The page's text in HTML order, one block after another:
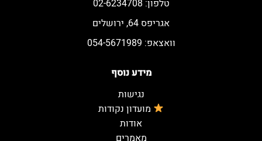
מידע נוסף
נגישות
מועדון נקודות
אודות
מאמרים
טלפון: 02-6234708
אגריפס 64, ירושלים
וואצאפ: 054-5671989